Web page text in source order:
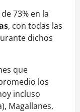
73% en la
, con todas las
dichos
que
los
incluso
Magallanes,